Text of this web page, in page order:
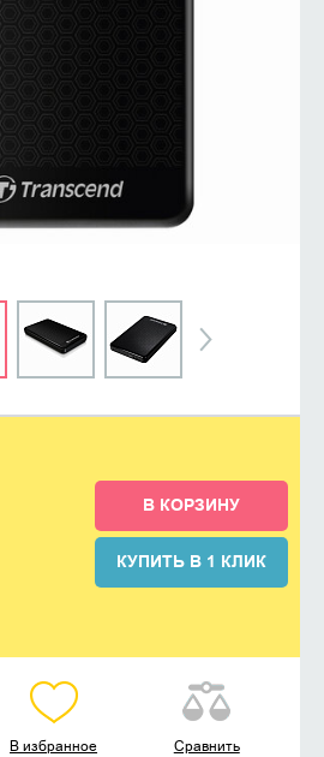
В КОРЗИНУ
КУПИТЬ В 1 КЛИК
В избранное Сравнить